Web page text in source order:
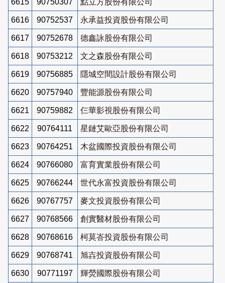
6616 90752537 永承益投資股份有限公司
6617 90752678 德鑫詠股份有限公司
6618 90753212 文之森股份有限公司
6619 90756885 隱城空間設計股份有限公司
6620 90757940 豐能源股份有限公司
6621 90759882 仨華影視股份有限公司
6622 90764111 星鏈艾歐亞股份有限公司
6623 90764251 木盆國際投資股份有限公司
6624 90766080 富育實業股份有限公司
6625 90766244 世代永富投資股份有限公司
6626 90767757 麥文投資股份有限公司
6627 90768566 創實醫材股份有限公司
6628 90768616 柯莫峇投資股份有限公司
6629 90768741 旭壵投資股份有限公司
6630 90771197 輝熒國際股份有限公司